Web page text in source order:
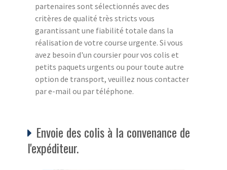
partenaires sont sélectionnés avec des
critères de qualité très stricts vous
garantissant une fiabilité totale dans la
réalisation de votre course urgente. Si vous
avez besoin d'un coursier pour vos colis et
petits paquets urgents ou pour toute autre
option de transport, veuillez nous contacter
par e-mail ou par téléphone.
Envoie des colis à la convenance de
l'expéditeur.